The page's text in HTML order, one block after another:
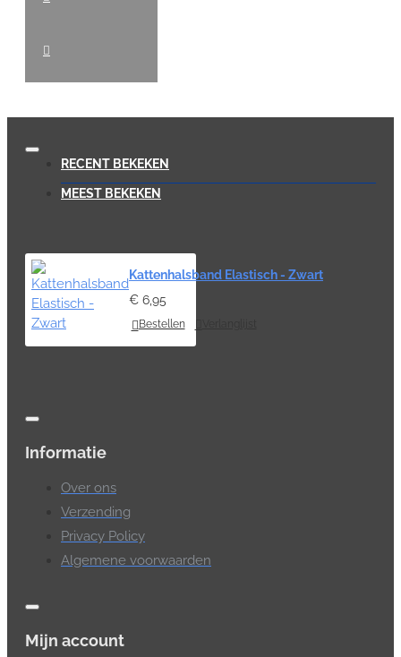
RECENT BEKEKEN
MEEST BEKEKEN
Kattenhalsband Elastisch - Zwart
€ 6,95
Bestellen
Informatie
Over ons
Verzending
Privacy Policy
Algemene voorwaarden
Mijn account